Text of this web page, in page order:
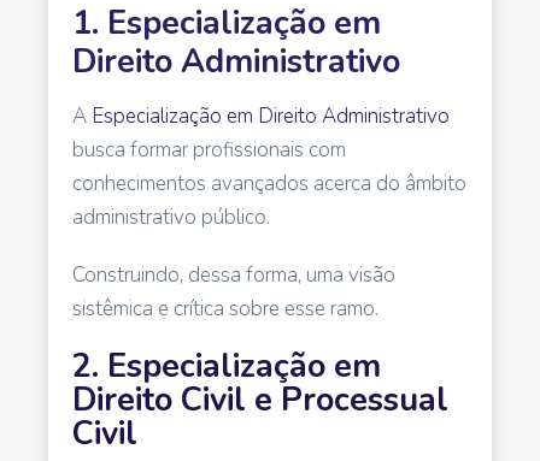
1. Especialização em
Direito Administrativo
A Especialização em Direito Administrativo
busca formar profissionais com
conhecimentos avançados acerca do âmbito
administrativo público.
Construindo, dessa forma, uma visão
sistêmica e crítica sobre esse ramo.
2. Especialização em
Direito Civil e Processual
Civil